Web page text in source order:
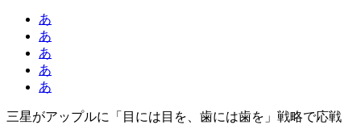
あ
あ
あ
あ
あ
三星がアップルに「目には目を、歯には歯を」戦略で応戦